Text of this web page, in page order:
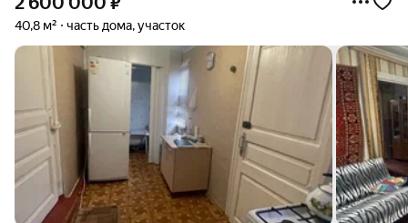
40,8 м² часть дома, участок